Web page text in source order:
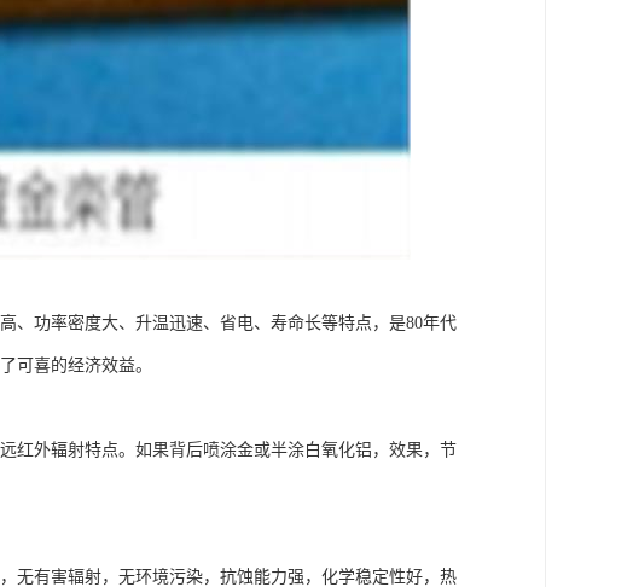
、功率密度大、升温迅速、省电、寿命长等特点，是80年代
可喜的经济效益。
红外辐射特点。如果背后喷涂金或半涂白氧化铝，效果，节
无有害辐射，无环境污染，抗蚀能力强，化学稳定性好，热